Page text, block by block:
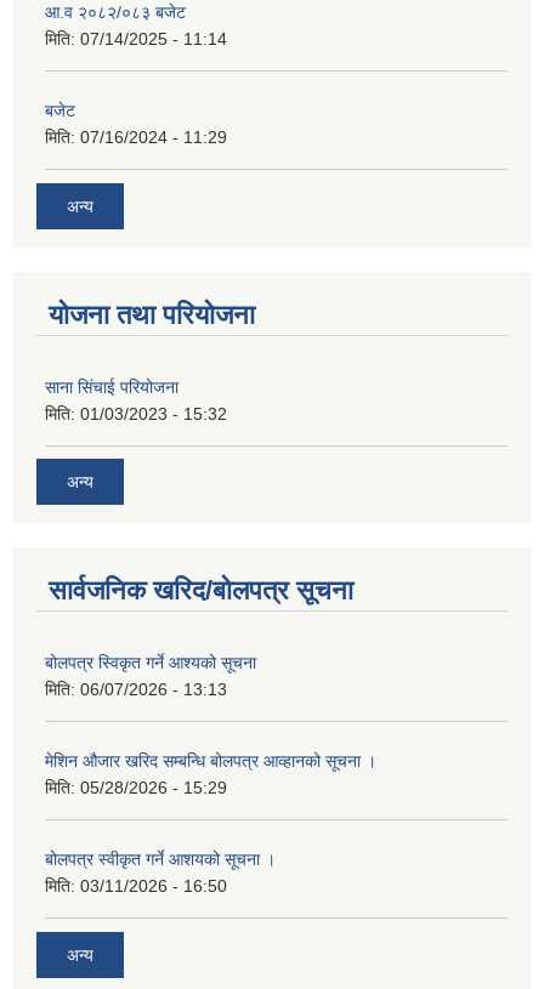
आ.व २०८२/०८३ बजेट
मिति: 07/14/2025 - 11:14
बजेट
मिति: 07/16/2024 - 11:29
अन्य
योजना तथा परियोजना
साना सिंचाई परियोजना
मिति: 01/03/2023 - 15:32
अन्य
सार्वजनिक खरिद/बोलपत्र सूचना
बोलपत्र स्विकृत गर्ने आश्यको सूचना
मिति: 06/07/2026 - 13:13
मेशिन औजार खरिद सम्बन्धि बोलपत्र आव्हानको सूचना ।
मिति: 05/28/2026 - 15:29
बोलपत्र स्वीकृत गर्ने आशयको सूचना ।
मिति: 03/11/2026 - 16:50
अन्य